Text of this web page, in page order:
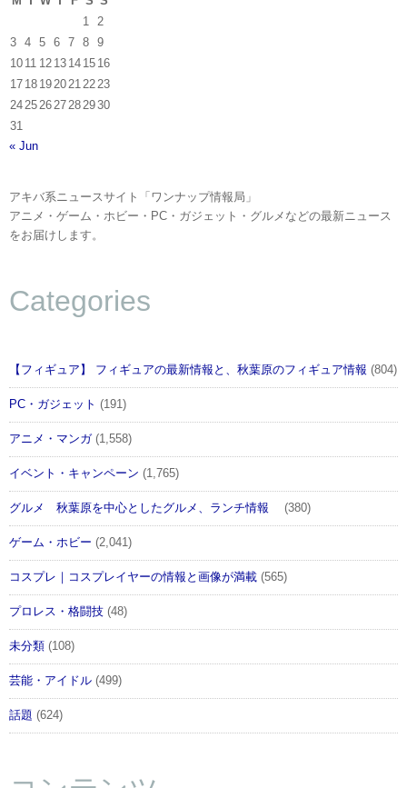
1
2
3
4 5 6 7 8
9
10 11 12 13 14 15 16
17 18 19 20 21 22 23
24 25 26 27 28 2930
31
« Jun
アキバ系ニュースサイト「ワンナップ情報局」
アニメ・ゲーム・ホビー・PC・ガジェット・グルメなどの最新ニュース
をお届けします。
Categories
【フィギュア】 フィギュアの最新情報と、秋葉原のフィギュア情報 (804)
PC・ガジェット (191)
アニメ・マンガ(1,558)
イベント・キャンペーン (1,765)
グルメ 秋葉原を中心としたグルメ、ランチ情報 (380)
ゲーム・ホビー (2,041)
コスプレ｜コスプレイヤーの情報と画像が満載 (565)
プロレス・格闘技 (48)
未分類 (108)
芸能・アイドル (499)
話題 (624)